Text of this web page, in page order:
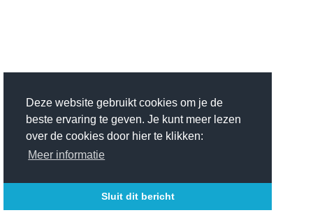
Deze website gebruikt cookies om je de
beste ervaring te geven. Je kunt meer lezen
over de cookies door hier te klikken:
Meer informatie
Sluit dit bericht